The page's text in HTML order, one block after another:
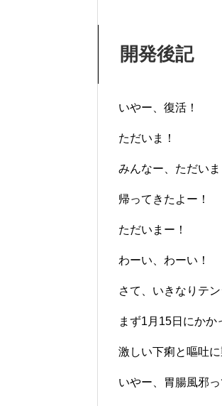
開発後記
いやー、復活！
ただいま！
みんなー、ただいま
帰ってきたよー！
ただいまー！
わーい、わーい！
さて、いきなりテ
まず1月15日にかか
激しい下痢と嘔吐に
いやー、胃腸風邪